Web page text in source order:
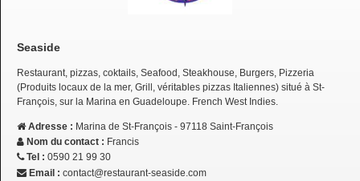
Seaside
Restaurant, pizzas, coktails, Seafood, Steakhouse, Burgers, Pizzeria
(Produits locaux de la mer, Grill, véritables pizzas Italiennes) situé à St-
François, sur la Marina en Guadeloupe. French West Indies.
Adresse : Marina de St-François - 97118 Saint-François
Nom du contact : Francis
Tel : 0590 21 99 30
Email : contact@restaurant-seaside.com